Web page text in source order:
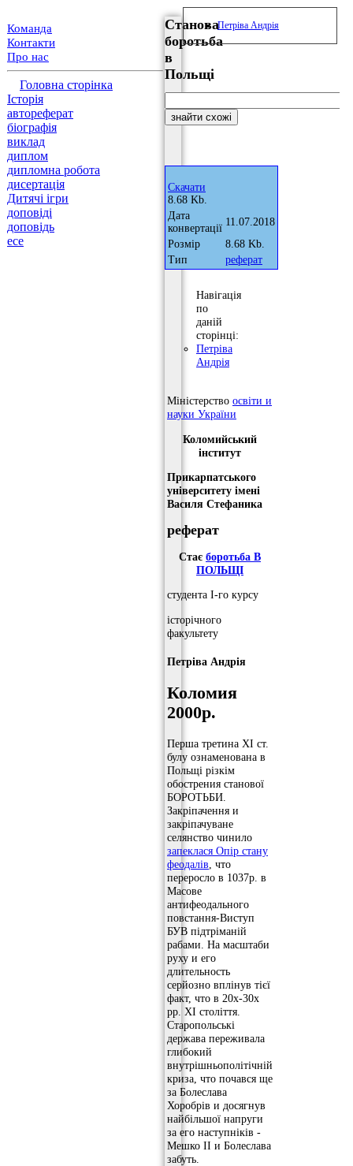
Команда
Контакти
Про нас
Головна сторінка
Історія
автореферат
біографія
виклад
диплом
дипломна робота
дисертація
Дитячі ігри
доповіді
доповідь
есе
Станова
боротьба
в
Польщі
Скачати
8.68 Kb.
Дата
конвертації
11.07.2018
Розмір
8.68 Kb.
Тип
реферат
Навігація
по
даній
сторінці:
Петріва
Андрія
Міністерство освіти и
науки України
Коломийський
інститут
Прикарпатського
університету імені
Василя Стефаника
реферат
Стає боротьба В
ПОЛЬЩІ
студента І-го курсу
історічного
факультету
Петріва Андрія
Коломия
2000р.
Перша третина ХІ ст.
булу ознаменована в
Польщі різкім
обострения станової
БОРОТЬБИ.
Закріпачення и
закріпачуване
селянство чинило
запеклася Опір стану
феодалів , что
переросло в 1037р. в
Масове
антифеодального
повстання-Виступ
БУВ підтріманій
рабами. На масштаби
руху и его
длительность
серйозно вплінув тієї
факт, что в 20х-30х
рр. ХІ століття.
Старопольські
держава переживала
глибокий
внутрішньополітічній
криза, что почався ще
за Болеслава
Хоробрів и досягнув
найбільшої напруги
за его наступніків -
Мешко ІІ и Болеслава
забуть.
Петріва Андрія